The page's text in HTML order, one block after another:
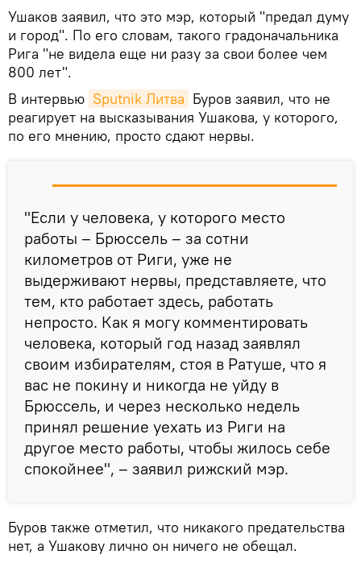
Ушаков заявил, что это мэр, который "предал думу
и город". По его словам, такого градоначальника
Рига "не видела еще ни разу за свои более чем
800 лет".
В интервью Sputnik Литва Буров заявил, что не
реагирует на высказывания Ушакова, у которого,
по его мнению, просто сдают нервы.
"Если у человека, у которого место
работы – Брюссель – за сотни
километров от Риги, уже не
выдерживают нервы, представляете, что
тем, кто работает здесь, работать
непросто. Как я могу комментировать
человека, который год назад заявлял
своим избирателям, стоя в Ратуше, что я
вас не покину и никогда не уйду в
Брюссель, и через несколько недель
принял решение уехать из Риги на
другое место работы, чтобы жилось себе
спокойнее", – заявил рижский мэр.
Буров также отметил, что никакого предательства
нет, а Ушакову лично он ничего не обещал.